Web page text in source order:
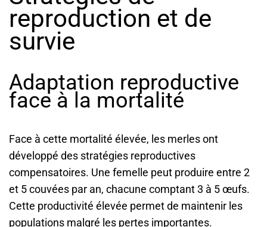
reproduction et de
survie
Adaptation reproductive
face à la mortalité
Face à cette mortalité élevée, les merles ont
développé des stratégies reproductives
compensatoires. Une femelle peut produire entre 2
et 5 couvées par an, chacune comptant 3 à 5 œufs.
Cette productivité élevée permet de maintenir les
populations malgré les pertes importantes.